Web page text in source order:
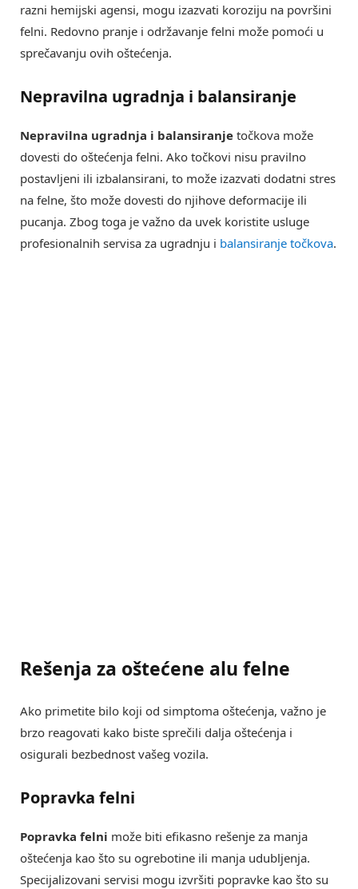
razni hemijski agensi, mogu izazvati koroziju na površini
felni. Redovno pranje i održavanje felni može pomoći u
sprečavanju ovih oštećenja.
Nepravilna ugradnja i balansiranje
Nepravilna ugradnja i balansiranje točkova može
dovesti do oštećenja felni. Ako točkovi nisu pravilno
postavljeni ili izbalansirani, to može izazvati dodatni stres
na felne, što može dovesti do njihove deformacije ili
pucanja. Zbog toga je važno da uvek koristite usluge
profesionalnih servisa za ugradnju i balansiranje točkova.
Rešenja za oštećene alu felne
Ako primetite bilo koji od simptoma oštećenja, važno je
brzo reagovati kako biste sprečili dalja oštećenja i
osigurali bezbednost vašeg vozila.
Popravka felni
Popravka felni može biti efikasno rešenje za manja
oštećenja kao što su ogrebotine ili manja udubljenja.
Specijalizovani servisi mogu izvršiti popravke kao što su